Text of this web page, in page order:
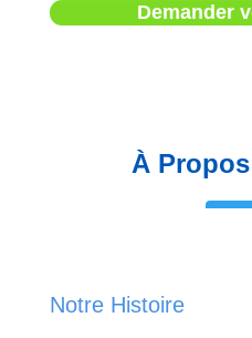
Demander
À
Notre Histoire